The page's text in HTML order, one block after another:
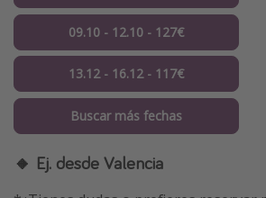
09.10 - 12.10 - 127€
13.12 - 16.12 - 117€
Buscar más fechas
🔸 Ej. desde Valencia